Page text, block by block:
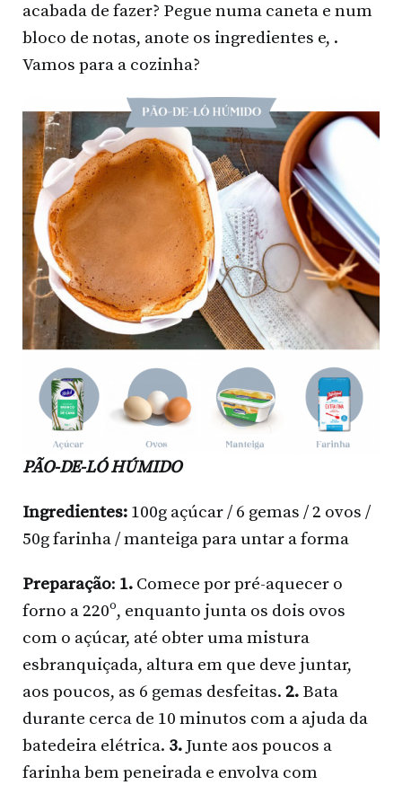
acabada de fazer? Pegue numa caneta e num
bloco de notas, anote os ingredientes e, .
Vamos para a cozinha?
PÃO-DE-LÓ HÚMIDO
Ingredientes: 100g açúcar / 6 gemas / 2 ovos /
50g farinha / manteiga para untar a forma
Preparação: 1. Comece por pré-aquecer o
forno a 220º, enquanto junta os dois ovos
com o açúcar, até obter uma mistura
esbranquiçada, altura em que deve juntar,
aos poucos, as 6 gemas desfeitas. 2. Bata
durante cerca de 10 minutos com a ajuda da
batedeira elétrica. 3. Junte aos poucos a
farinha bem peneirada e envolva com